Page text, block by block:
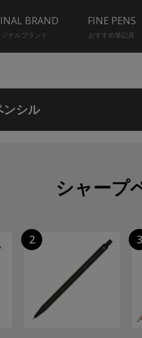
BRAND
ナルブランド
FINE PENS
おすすめ筆記具
ンシル
シャープ